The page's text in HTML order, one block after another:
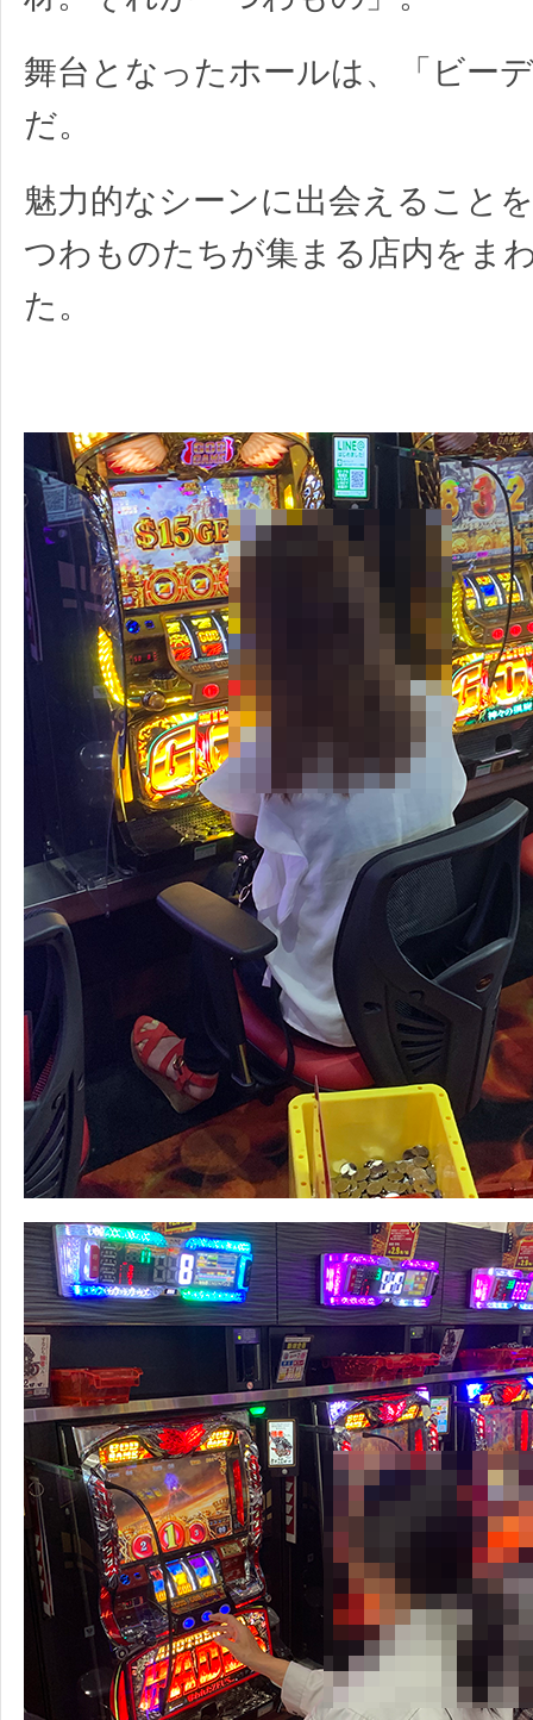
舞台となったホールは、「ビー
だ。
魅力的なシーンに出会えること
つわものたちが集まる店内をま
た。